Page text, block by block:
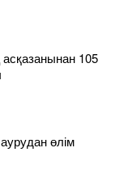
асқазанынан 105
өлім